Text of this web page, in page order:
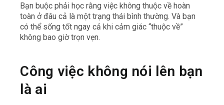
Bạn buộc phải học rằng việc không thuộc về hoàn
toàn ở đâu cả là một trạng thái bình thường. Và bạn
có thể sống tốt ngay cả khi cảm giác “thuộc về”
không bao giờ trọn vẹn.
Công việc không nói lên bạn
là ai